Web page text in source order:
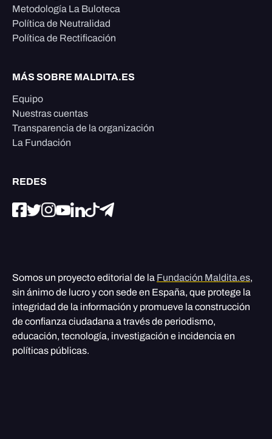
Metodología La Buloteca
Política de Neutralidad
Política de Rectificación
MÁS SOBRE MALDITA.ES
Equipo
Nuestras cuentas
Transparencia de la organización
La Fundación
REDES
Somos un proyecto editorial de la Fundación Maldita.es,
sin ánimo de lucro y con sede en España, que protege la
integridad de la información y promueve la construcción
de confianza ciudadana a través de periodismo,
educación, tecnología, investigación e incidencia en
políticas públicas.